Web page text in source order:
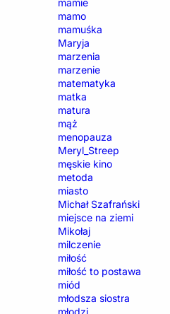
mamie
mamo
mamuśka
Maryja
marzenia
marzenie
matematyka
matka
matura
mąż
menopauza
Meryl_Streep
męskie kino
metoda
miasto
Michał Szafrański
miejsce na ziemi
Mikołaj
milczenie
miłość
miłość to postawa
miód
młodsza siostra